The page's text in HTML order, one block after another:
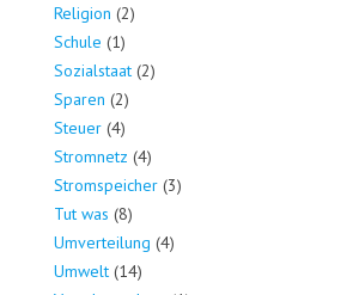
Religion (2)
Schule (1)
Sozialstaat (2)
Sparen (2)
Steuer (4)
Stromnetz (4)
Stromspeicher (3)
Tut was (8)
Umverteilung (4)
Umwelt (14)